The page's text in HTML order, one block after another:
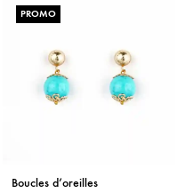
PROMO
Boucles d’oreilles